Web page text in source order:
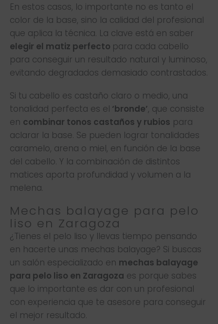
En estos casos, lo importante no es tanto el
color de la base, sino la calidad del profesional
que aplica la técnica. La clave está en saber
elegir el matiz perfecto para cada cabello
para conseguir un resultado natural y luminoso,
evitando degradados demasiado contrastados.
Si tu cabello es castaño claro o medio, una
tonalidad perfecta es el ‘bronde’, que consiste
en combinar tonos castaños y rubios para
aclarar la base. Se pueden lograr tonalidades
caramelo, arena o miel, en función de la base
del cabello. Y la combinación de distintos
matices aporta profundidad y volumen a la
melena.
Mechas balayage para pelo
liso en Zaragoza
¿Tienes el pelo liso y llevas tiempo pensando
en hacerte unas mechas balayage? Si buscas
un salón especializado en mechas balayage
para pelo liso en Zaragoza es porque sabes
que lo importante es dar con un profesional
con experiencia que te asesore para conseguir
el mejor resultado.